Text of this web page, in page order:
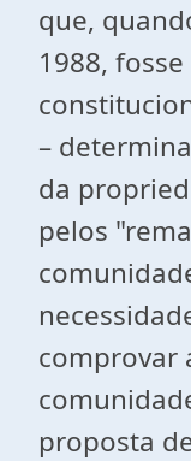
que,
1988,
–
da
pelos
comprovar
proposta